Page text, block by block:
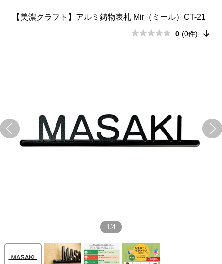
【美濃クラフト】アルミ鋳物表札 Mir（ミール）CT-21
0 (0件)
1/4